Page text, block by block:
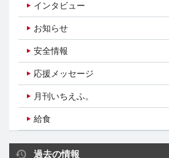
インタビュー
お知らせ
安全情報
応援メッセージ
月刊いちえふ。
給食
過去の情報